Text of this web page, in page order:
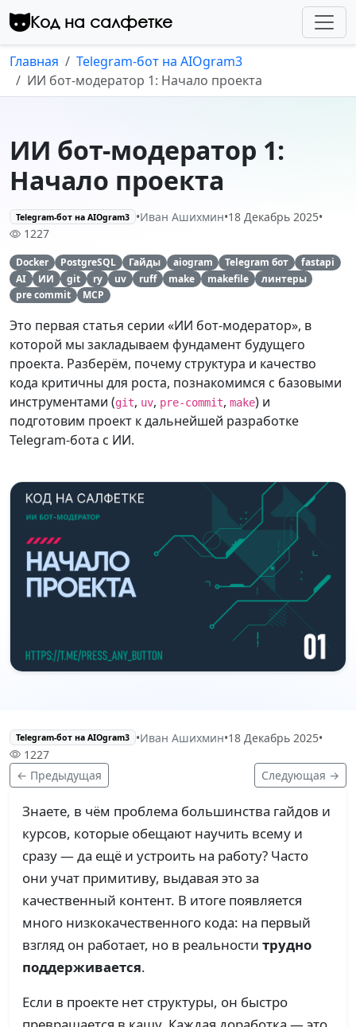
Перейти к контенту
Код на салфетке
Главная
Telegram-бот на AIOgram3
ИИ бот-модератор 1: Начало проекта
ИИ бот-модератор 1:
Начало проекта
Telegram-бот на AIOgram3 •Иван Ашихмин•18 Декабрь 2025•
1227
Docker PostgreSQL Гайды aiogram Telegram бот
fastapi
AI
ИИ git ry uv ruff make makefile
линтеры
pre commit
MCP
Это первая статья серии «ИИ бот-модератор», в
которой мы закладываем фундамент будущего
проекта. Разберём, почему структура и качество
кода критичны для роста, познакомимся с базовыми
инструментами (git, uv, pre-commit, make) и
подготовим проект к дальнейшей разработке
Telegram-бота с ИИ.
Telegram-бот на AIOgram3 •Иван Ашихмин•18 Декабрь 2025•
1227
← Предыдущая
Следующая →
Знаете, в чём проблема большинства гайдов и
курсов, которые обещают научить всему и
сразу — да ещё и устроить на работу? Часто
они учат примитиву, выдавая это за
качественный контент. В итоге появляется
много низкокачественного кода: на первый
взгляд он работает, но в реальности трудно
поддерживается.
Если в проекте нет структуры, он быстро